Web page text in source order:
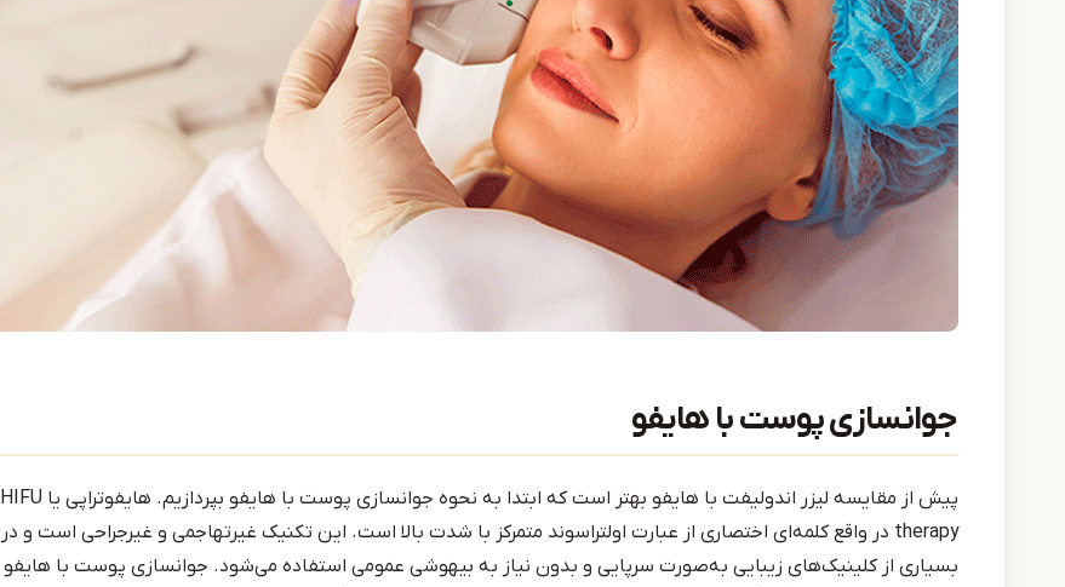
جوانسازی پوست با هایفو
پیش از مقایسه لیزر اندولیفت با هایفو بهتر است که ابتدا به نحوه جوانسازی پوست با هایفو بپردازیم. هایفوتراپی یا HIFU
therapy در واقع کلمه‌ای اختصاری از عبارت اولتراسوند متمرکز با شدت بالا است. این تکنیک غیرتهاجمی و غیرجراحی است و در
بسیاری از کلینیک‌های زیبایی به‌صورت سرپایی و بدون نیاز به بیهوشی عمومی استفاده می‌شود. جوانسازی پوست با هایفو